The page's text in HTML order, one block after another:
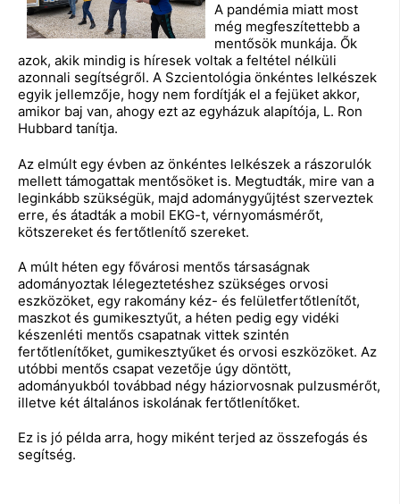
A pandémia miatt most
még megfeszítettebb a
mentősök munkája. Ők
azok, akik mindig is híresek voltak a feltétel nélküli
azonnali segítségről. A Szcientológia önkéntes lelkészek
egyik jellemzője, hogy nem fordítják el a fejüket akkor,
amikor baj van, ahogy ezt az egyházuk alapítója, L. Ron
Hubbard tanítja.
Az elmúlt egy évben az önkéntes lelkészek a rászorulók
mellett támogattak mentősöket is. Megtudták, mire van a
leginkább szükségük, majd adománygyűjtést szerveztek
erre, és átadták a mobil EKG-t, vérnyomásmérőt,
kötszereket és fertőtlenítő szereket.
A múlt héten egy fővárosi mentős társaságnak
adományoztak lélegeztetéshez szükséges orvosi
eszközöket, egy rakomány kéz- és felületfertőtlenítőt,
maszkot és gumikesztyűt, a héten pedig egy vidéki
készenléti mentős csapatnak vittek szintén
fertőtlenítőket, gumikesztyűket és orvosi eszközöket. Az
utóbbi mentős csapat vezetője úgy döntött,
adományukból továbbad négy háziorvosnak pulzusmérőt,
illetve két általános iskolának fertőtlenítőket.
Ez is jó példa arra, hogy miként terjed az összefogás és
segítség.